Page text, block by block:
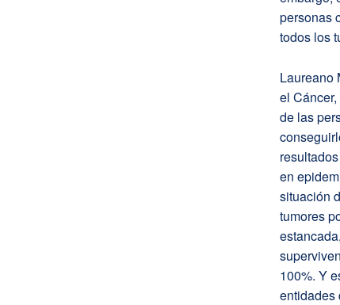
personas
todos los
Laureano
el
de las
en
situación
tumores
100%. Y
entidades